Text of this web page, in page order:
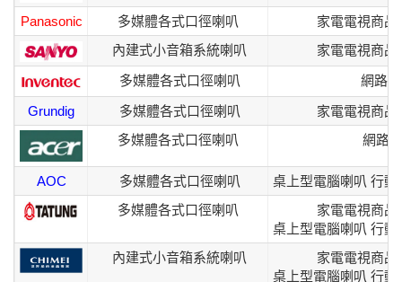
Panasonic
多媒體各式口徑喇叭
家電電視商
內建式小音箱系統喇叭
家電電視商
多媒體各式口徑喇叭
網路
Grundig
多媒體各式口徑喇叭
家電電視商
多媒體各式口徑喇叭
網路
AOC 多媒體各式口徑喇叭
桌上型電腦喇叭 行
多媒體各式口徑喇叭
家電電視商
桌上型電腦喇叭 行
內建式小音箱系統喇叭
家電電視商
桌上型電腦喇叭 行